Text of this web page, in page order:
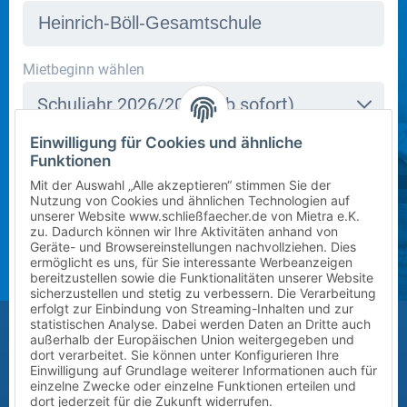
In dieser Schule stehen derzeit leider keine Schließfächer
zur Verfügung. Bitte kontaktieren Sie uns per E-Mail
aninfo@mietra.de.
Mietbeginn wählen
Schuljahr 2026/2027 (ab sofort)
Klasse wählen
Bitte wählen Sie die korrekte Klassenstufe im
kommenden Schuljahr.
5
Zusatz (Klasse a, b, c) wählen
?
Größe des Kindes (Erreichbarkeit des Schließfachs)
Bitte auswählen
Vor-/Nachname des Kindes
Einwilligung für Cookies und ähnliche
Funktionen
Mit der Auswahl „Alle akzeptieren“ stimmen Sie der
Nutzung von Cookies und ähnlichen Technologien auf
unserer Website www.schließfaecher.de von Mietra e.K.
zu. Dadurch können wir Ihre Aktivitäten anhand von
Geräte- und Browsereinstellungen nachvollziehen. Dies
ermöglicht es uns, für Sie interessante Werbeanzeigen
bereitzustellen sowie die Funktionalitäten unserer Website
sicherzustellen und stetig zu verbessern. Die Verarbeitung
erfolgt zur Einbindung von Streaming-Inhalten und zur
statistischen Analyse. Dabei werden Daten an Dritte auch
außerhalb der Europäischen Union weitergegeben und
dort verarbeitet. Sie können unter Konfigurieren Ihre
Einwilligung auf Grundlage weiterer Informationen auch für
einzelne Zwecke oder einzelne Funktionen erteilen und
dort jederzeit für die Zukunft widerrufen.